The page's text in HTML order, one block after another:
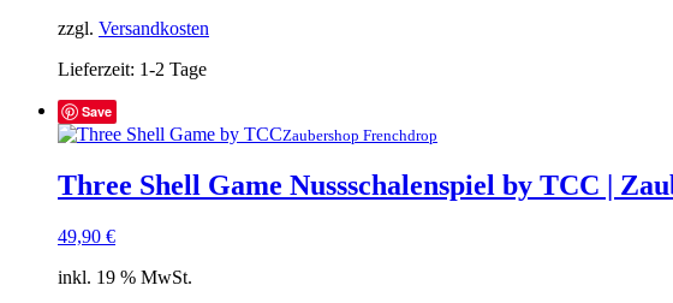
zzgl. Versandkosten
Lieferzeit: 1-2 Tage
Save
Zaubershop Frenchdrop
Three Shell Game Nussschalenspiel by TCC |
49,90 €
inkl. 19 % MwSt.